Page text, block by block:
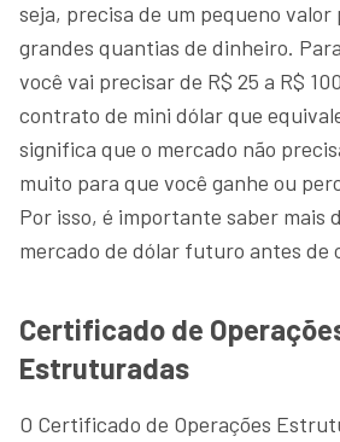
seja, precisa de um pequeno valor
grandes quantias de dinheiro.
você vai precisar de R$ 25 a R$
contrato de mini dólar que
significa que o mercado não
muito para que você ganhe ou
Por isso, é importante saber mais
mercado de dólar futuro antes de
Certificado de
Estruturadas
O Certificado de Operações